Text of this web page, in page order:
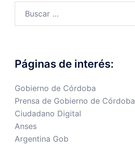
Páginas de interés:
Gobierno de Córdoba
Prensa de Gobierno de Córdoba
Ciudadano Digital
Anses
Argentina Gob